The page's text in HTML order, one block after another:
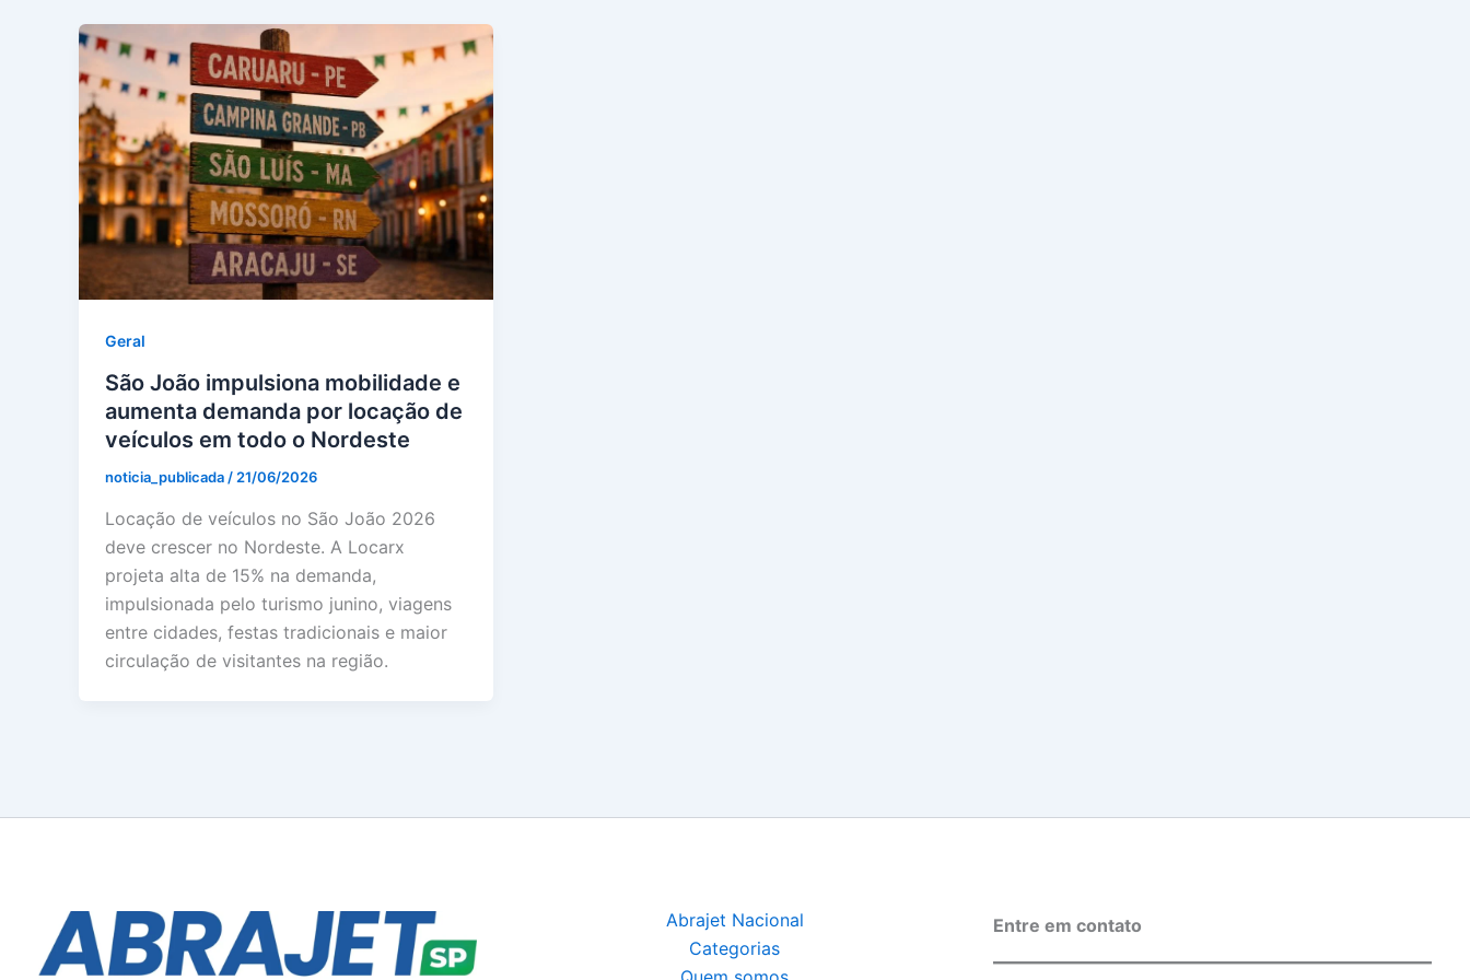
Geral
São João impulsiona mobilidade e
aumenta demanda por locação de
veículos em todo o Nordeste
noticia_publicada/21/06/2026
Locação de veículos no São João 2026
deve crescer no Nordeste. A Locarx
projeta alta de 15% na demanda,
impulsionada pelo turismo junino, viagens
entre cidades, festas tradicionais e maior
circulação de visitantes na região.
Abrajet Nacional
Categorias
Entre em contato